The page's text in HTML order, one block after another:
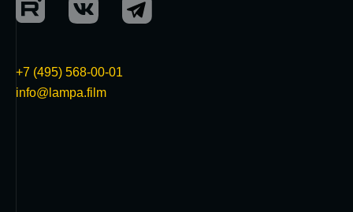
+7 (495) 568-00-01
info@lampa.film